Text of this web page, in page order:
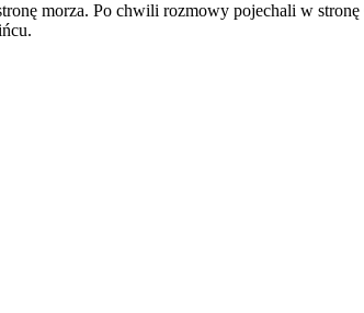
morza. Po chwili rozmowy pojechali w stronę